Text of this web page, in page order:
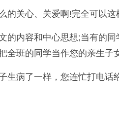
关心、关爱啊!完全可以这
内容和中心思想;当有的
班的同学当作您的亲生子
病了一样，您连忙打电